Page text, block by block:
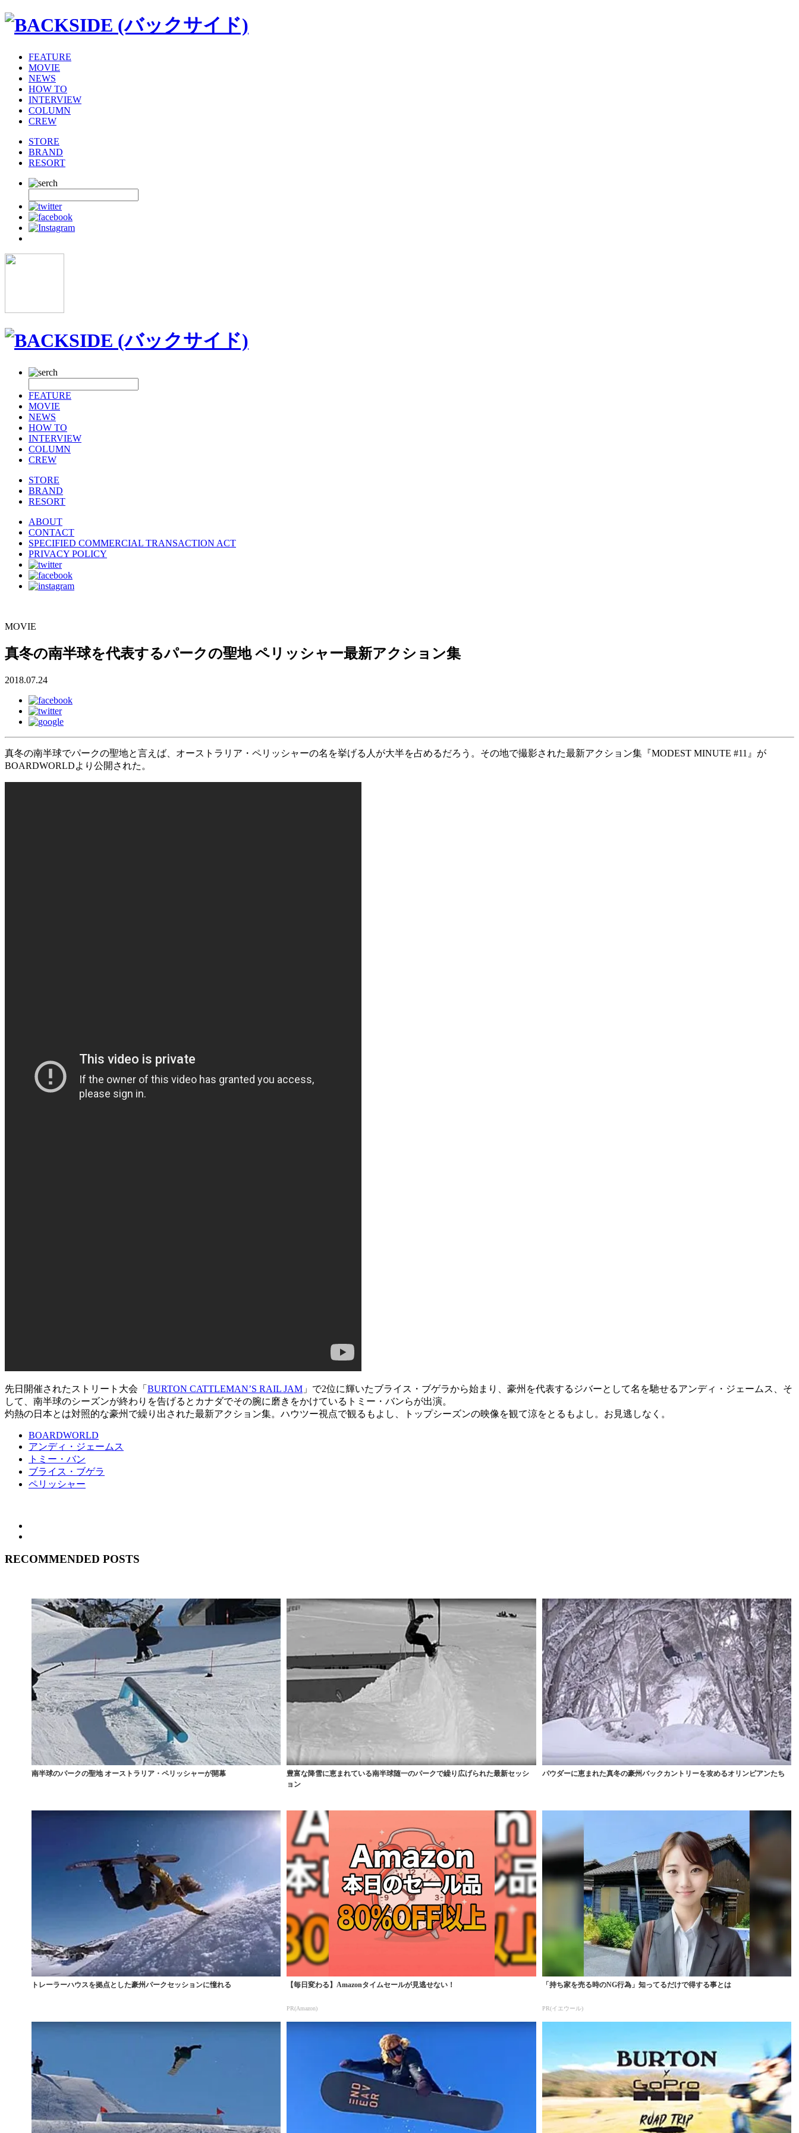
FEATURE
MOVIE
NEWS
HOW TO
INTERVIEW
COLUMN
CREW
STORE
BRAND
RESORT
FEATURE
MOVIE
NEWS
HOW TO
INTERVIEW
COLUMN
CREW
STORE
BRAND
RESORT
ABOUT
CONTACT
SPECIFIED COMMERCIAL TRANSACTION ACT
PRIVACY POLICY
MOVIE
真冬の南半球を代表するパークの聖地 ペリッシャー最新アクション集
2018.07.24
真冬の南半球でパークの聖地と言えば、オーストラリア・ペリッシャーの名を挙げる人が大半を占めるだろう。その地で撮影された最新アクション集『MODEST MINUTE #11』が
BOARDWORLDより公開された。
先日開催されたストリート大会「 BURTON CATTLEMAN’S RAIL JAM 」で2位に輝いたブライス・ブゲラから始まり、豪州を代表するジバーとして名を馳せるアンディ・ジェームス、そ
して、南半球のシーズンが終わりを告げるとカナダでその腕に磨きをかけているトミー・バンらが出演。
灼熱の日本とは対照的な豪州で繰り出された最新アクション集。ハウツー視点で観るもよし、トップシーズンの映像を観て涼をとるもよし。お見逃しなく。
BOARDWORLD
アンディ・ジェームス
トミー・バン
ブライス・ブゲラ
ペリッシャー
RECOMMENDED POSTS
南半球のパークの聖地 オーストラリア・ペリッシャーが開幕
豊富な降雪に恵まれている南半球随一のパークで繰り広げられた最新セッシ
ョン
パウダーに恵まれた真冬の豪州バックカントリーを攻めるオリンピアンたち
トレーラーハウスを拠点とした豪州パークセッションに憧れる 【毎日変わる】Amazonタイムセールが見逃せない！
PR(Amazon)
「持ち家を売る時のNG行為」知ってるだけで得する事とは
PR(イエウール)